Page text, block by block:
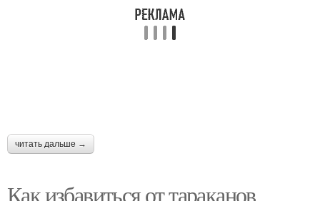
читать дальше →
Как избавиться от тараканов